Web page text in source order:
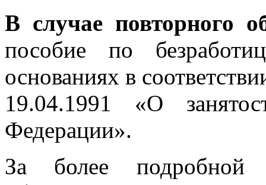
В случае повторного
пособие по
основаниях в
19.04.1991 «О
Федерации».
За более подробной